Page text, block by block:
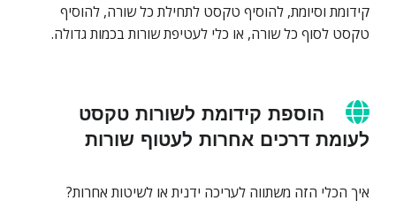
קידומת וסיומת, להוסיף טקסט לתחילת כל שורה, להוסיף
טקסט לסוף כל שורה, או כלי לעטיפת שורות בכמות גדולה.
הוספת קידומת לשורות טקסט
לעומת דרכים אחרות לעטוף שורות
איך הכלי הזה משתווה לעריכה ידנית או לשיטות אחרות?